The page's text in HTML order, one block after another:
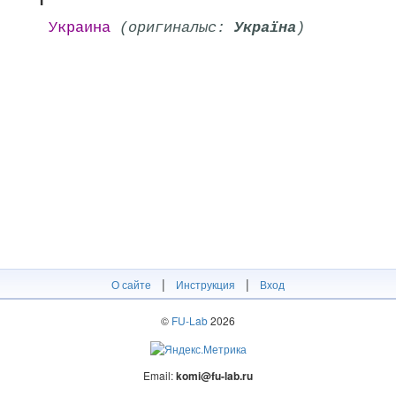
Украина (оригиналыс: Україна )
О сайте | Инструкция | Вход
© FU-Lab2026
Email:komi@fu-lab.ru